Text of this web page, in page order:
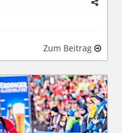
Zum Beitrag